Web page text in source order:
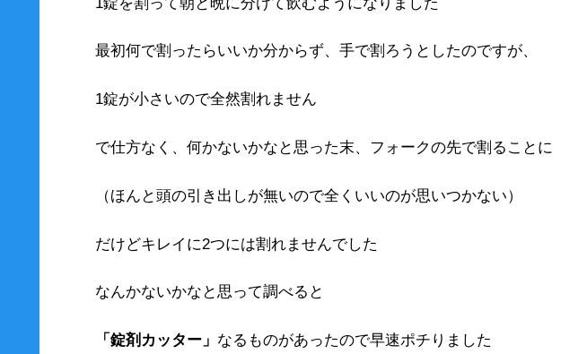
最初何で割ったらいいか分からず、手で割ろうとしたのですが、
1錠が小さいので全然割れません
で仕方なく、何かないかなと思った末、フォークの先で割ることに
（ほんと頭の引き出しが無いので全くいいのが思いつかない）
だけどキレイに2つには割れませんでした
なんかないかなと思って調べると
「錠剤カッター」 なるものがあったので早速ポチりました